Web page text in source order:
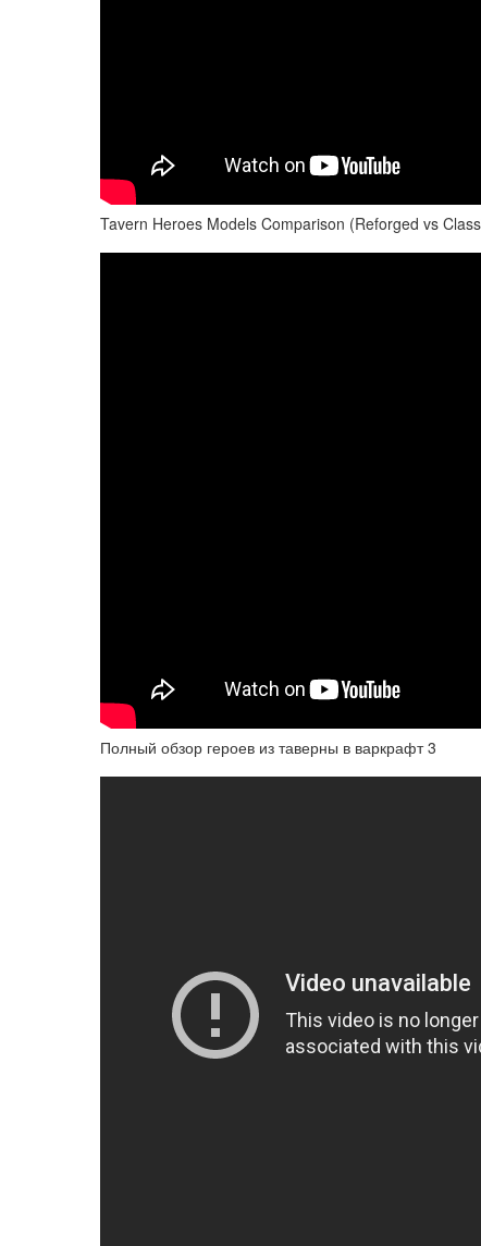
Tavern Heroes Models Comparison (Reforged vs
Полный обзор героев из таверны в варкрафт 3